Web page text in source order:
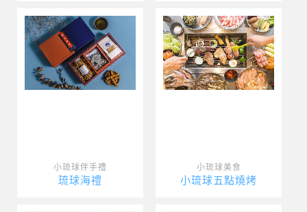
小琉球伴手禮
琉球海禮
小琉球美食
小琉球五點燒烤